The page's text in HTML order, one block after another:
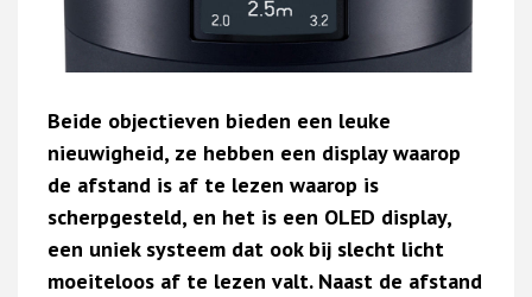
Beide objectieven bieden een leuke
nieuwigheid, ze hebben een display waarop
de afstand is af te lezen waarop is
scherpgesteld, en het is een OLED display,
een uniek systeem dat ook bij slecht licht
moeiteloos af te lezen valt. Naast de afstand